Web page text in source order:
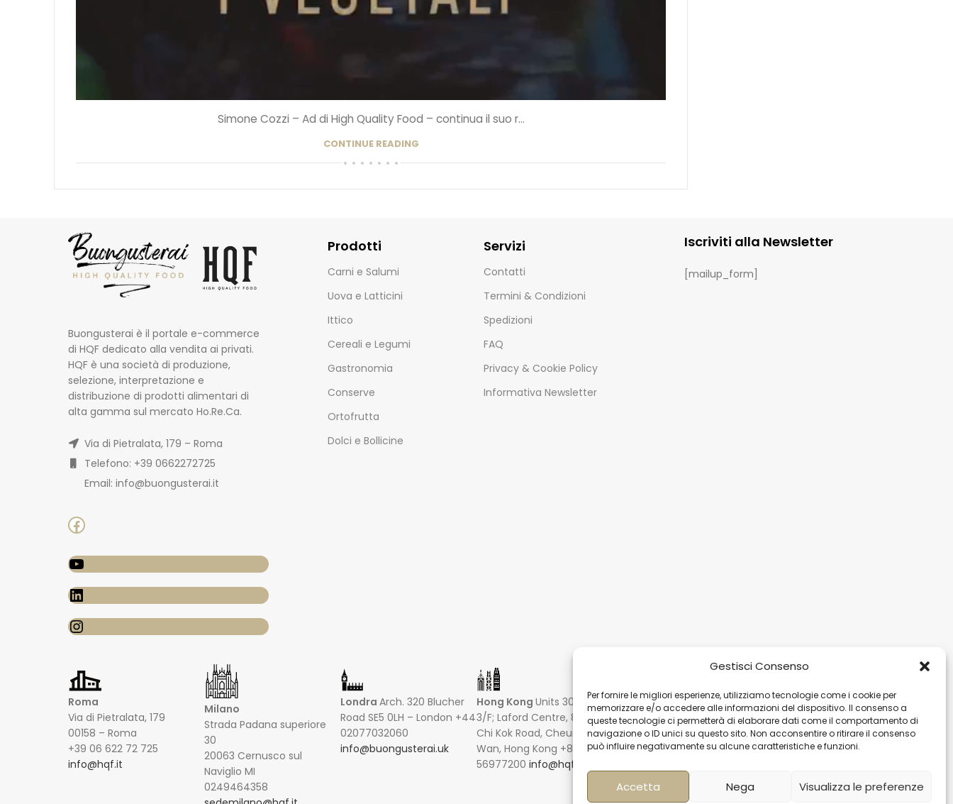
Gestisci Consenso
Per fornire le migliori esperienze, utilizziamo tecnologie come i cookie per
memorizzare e/o accedere alle informazioni del dispositivo. Il consenso a
queste tecnologie ci permetterà di elaborare dati come il comportamento di
navigazione o ID unici su questo sito. Non acconsentire o ritirare il consenso
può influire negativamente su alcune caratteristiche e funzioni.
Accetta Nega Visualizza le preferenze
Simone Cozzi – Ad di High Quality Food – continua il suo r...
CONTINUE READING
Buongusterai è il portale e-commerce
di HQF dedicato alla vendita ai privati.
HQF è una società di produzione,
selezione, interpretazione e
distribuzione di prodotti alimentari di
alta gamma sul mercato Ho.Re.Ca.
Via di Pietralata, 179 – Roma
Telefono: +39 0662272725
Email: info@buongusterai.it
Prodotti
Carni e Salumi
Uova e Latticini
Ittico
Cereali e Legumi
Gastronomia
Conserve
Ortofrutta
Dolci e Bollicine
Servizi
Contatti
Termini & Condizioni
Spedizioni
FAQ
Privacy & Cookie Policy
Informativa Newsletter
Iscriviti alla Newsletter
[mailup_form]
Roma
Via di Pietralata, 179
00158 – Roma
+39 06 622 72 725
info@hqf.it
Milano
Strada Padana superiore
30
20063 Cernusco sul
Naviglio MI
0249464358
Londra Arch. 320 Blucher
Road SE5 0LH – London +44
02077032060
info@buongusterai.uk
Hong Kong Units 305-307
3/F; Laford Centre, 838 Lai
Chi Kok Road, Cheung Sha
Wan, Hong Kong +852
56977200 info@hqf.hk
Singapore
16 Raffles Quay #33-03
Hong Leong Building
048581 – Singapore
info@hqf.sg
IbizaCarretera Eivissa -
San Antonio de Portmany
44 Local 2 (Can Negre)
Santa Eularia 07813, Ibiza
info@hqf.es